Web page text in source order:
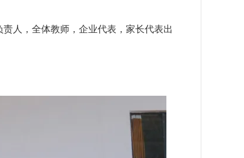
人，全体教师，企业代表，家长代表出